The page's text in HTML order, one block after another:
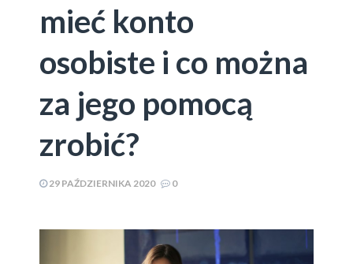
mieć konto
osobiste i co można
za jego pomocą
zrobić?
29 PAŹDZIERNIKA 2020 0